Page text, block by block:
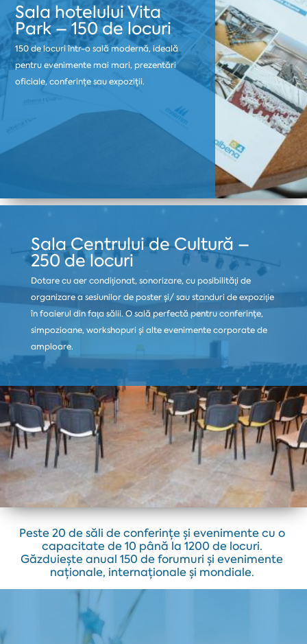
Sala hotelului Vita
Park – 150 de locuri
150 de locuri într-o sală modernă, ideală
pentru evenimente mai mari, prezentări
oficiale, conferințe sau expoziții.
Sala Centrului de Cultură –
250 de locuri
Dotare cu aer condiţionat, sonorizare, cu posibilităţi de
organizare a sesiunilor de poster şi/ sau standuri de expoziţie
în foaierul din faţa sălii. O sală perfectă pentru conferințe,
simpozioane, workshopuri și alte evenimente corporate de
amploare.
Peste 20 de săli de conferințe și evenimente cu o
capacitate de 10 până la 1200 de locuri.
Găzduiește anual 150 de forumuri și evenimente
naționale, internaționale și mondiale.